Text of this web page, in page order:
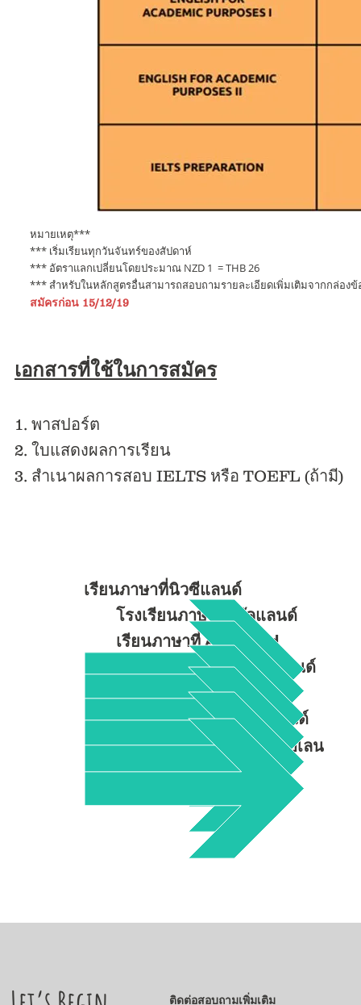
หมายเหตุ***
*** เริ่มเรียนทุกวันจันทร์ของสัปดาห์
*** อัตราแลกเปลี่ยนโดยประมาณ NZD 1 = THB 26
*** สำหรับในหลักสูตรอื่นสามารถสอบถามรายละเอียดเพิ่มเติมจากกล่อง
สมัครก่อน 15/12/19
เอกสารที่ใช้ในการสมัคร
1. พาสปอร์ต
2. ใบแสดงผลการเรียน
3. สำเนาผลการสอบ IELTS หรือ TOEFL (ถ้ามี)
เรียนภาษาที่นิวซีแลนด์
โรงเรียนภาษาที่โอ๊คแลนด์
เรียนภาษาที่ Auckland
เรียน และทำงานที่นิวซีแลนด์
เที่ยวเมือง Auckland
โรงเรียนภาษาในนิวซีแลนด์
โรงเรียนเอไอเอส เซนต์ เฮเลน
ติดต่อสอบถามเพิ่มเติม